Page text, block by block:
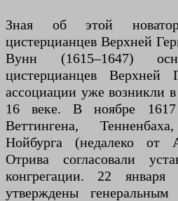
Зная об этой
цистерцианцев Верхней
Вунн (1615–1647)
цистерцианцев Верхней
ассоциации уже возникли
16 веке. В ноябре
Веттингена,
Нойбурга (недалеко от
Отрива согласовали
конгрегации. 22
утверждены